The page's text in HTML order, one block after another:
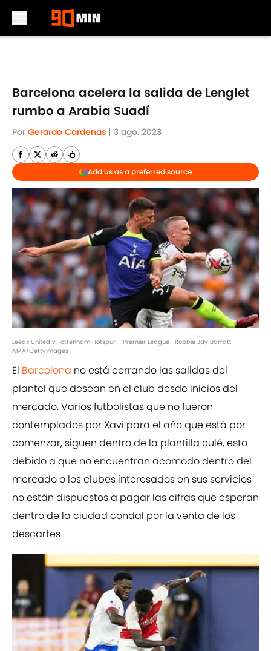
Barcelona acelera la salida de Lenglet
rumbo a Arabia Suadí
Por Gerardo Cardenas | 3 ago. 2023
Add us as a preferred source
Leeds United v Tottenham Hotspur - Premier League | Robbie Jay Barratt -
AMA/GettyImages
El Barcelona no está cerrando las salidas del
plantel que desean en el club desde inicios del
mercado. Varios futbolistas que no fueron
contemplados por Xavi para el año que está por
comenzar, siguen dentro de la plantilla culé, esto
debido a que no encuentran acomodo dentro del
mercado o los clubes interesados en sus servicios
no están dispuestos a pagar las cifras que esperan
dentro de la ciudad condal por la venta de los
descartes